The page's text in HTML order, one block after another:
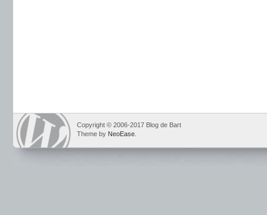
Copyright © 2006-2017 Blog de Bart
Theme by NeoEase